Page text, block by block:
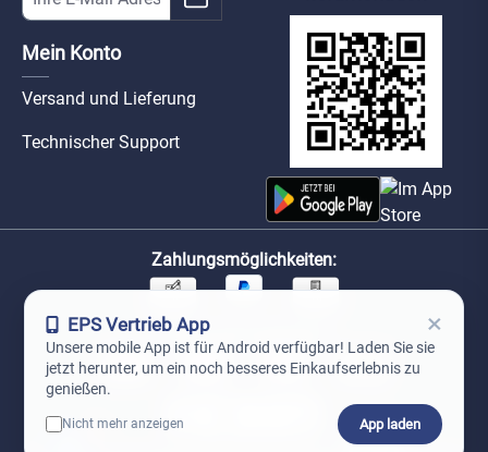
Mein Konto
Versand und Lieferung
Technischer Support
Zahlungsmöglichkeiten:
Unsere Versandpartner:
EPS Vertrieb App ×
Unsere mobile App ist für Android verfügbar! Laden Sie sie
jetzt herunter, um ein noch besseres Einkaufserlebnis zu
genießen.
Nicht mehr anzeigen App laden